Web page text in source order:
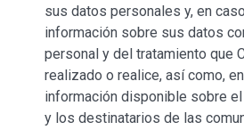
sus datos personales y, en
información sobre sus datos
personal y del tratamiento que
realizado o realice, así como,
información disponible sobre
y los destinatarios de las